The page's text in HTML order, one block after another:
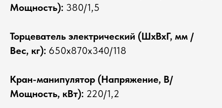
Мощность): 380/1,5
Торцеватель электрический (ШхВхГ, мм /
Вес, кг): 650х870х340/118
Кран-манипулятор (Напряжение, В/
Мощность, кВт): 220/1,2